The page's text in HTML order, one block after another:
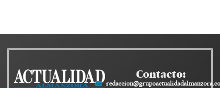
Contacto: